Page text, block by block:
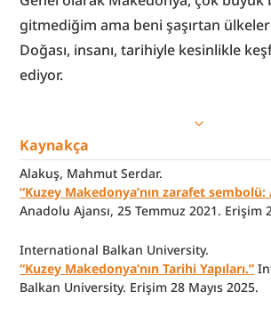
gitmediğim ama beni şaşırtan
Doğası, insanı, tarihiyle kesinlikle
ediyor.
Kaynakça
Alakuş, Mahmut Serdar.
“Kuzey Makedonya’nın zarafet sembolü:
Anadolu Ajansı, 25 Temmuz 2021. Erişim
International Balkan University.
“Kuzey Makedonya’nın Tarihi Yapıları.”
Balkan University. Erişim 28 Mayıs 2025.